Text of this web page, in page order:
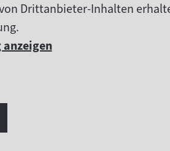
Drittanbieter-Inhalten